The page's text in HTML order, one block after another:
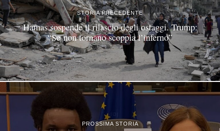
STORIA PRECEDENTE
Hamas sospende il rilascio degli ostaggi. Trump:
“Se non tornano scoppia l’inferno”
PROSSIMA STORIA